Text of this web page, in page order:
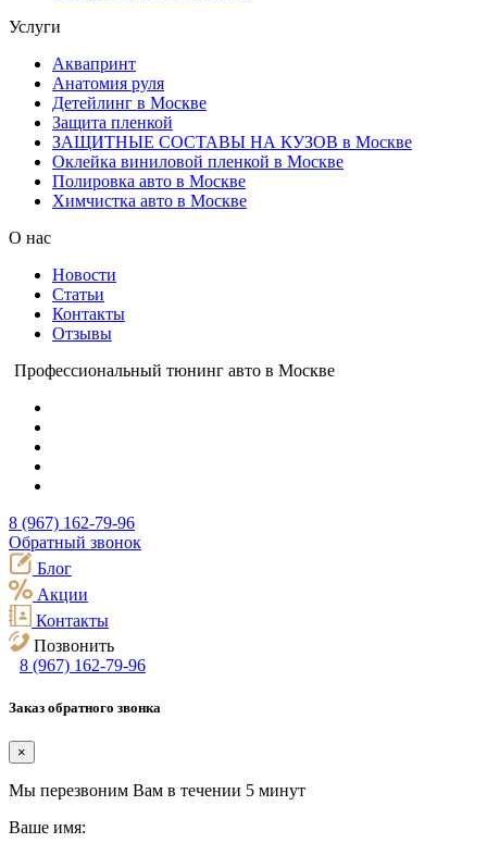
Услуги
Аквапринт
Анатомия руля
Детейлинг в Москве
Защита пленкой
ЗАЩИТНЫЕ СОСТАВЫ НА КУЗОВ в Москве
Оклейка виниловой пленкой в Москве
Полировка авто в Москве
Химчистка авто в Москве
О нас
Новости
Статьи
Контакты
Отзывы
Профессиональный тюнинг авто в Москве
8 (967) 162-79-96
Обратный звонок
Блог
Акции
Контакты
Позвонить
8 (967) 162-79-96
Заказ обратного звонка
×
Мы перезвоним Вам в течении 5 минут
Ваше имя: